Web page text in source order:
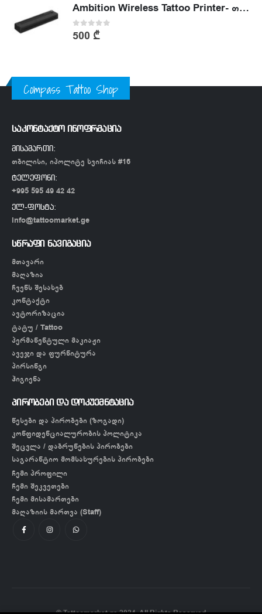
Ambition Wireless Tattoo Printer- თერმული პრინტერი
0out of 5
500 ₾
Compass Tattoo Shop
საკონტაქტო ინოფრმაცია
მისამართი:
თბილისი, იპოლიტე ხვიჩიას #16
ტელეფონი:
+995 595 49 42 42
ელ-ფოსტა:
info@tattoomarket.ge
სწრაფი ნავიგაცია
მთავარი
მაღაზია
ჩვენს შესახებ
კონტაქტი
ავტორიზაცია
ტატუ / Tattoo
პერმანენტული მაკიაჟი
ავეჯი და ფურნიტურა
პირსინგი
ჰიგიენა
პირობები და დოკუემნტაცია
წესები და პირობები (ზოგადი)
კონფიდენციალურობის პოლიტიკა
შეცვლა / დაბრუნების პირობები
საგარანტიო მომსახურების პირობები
ჩემი პროფილი
ჩემი შეკვეთები
ჩემი მისამართები
მაღაზიის მართვა (Staff)